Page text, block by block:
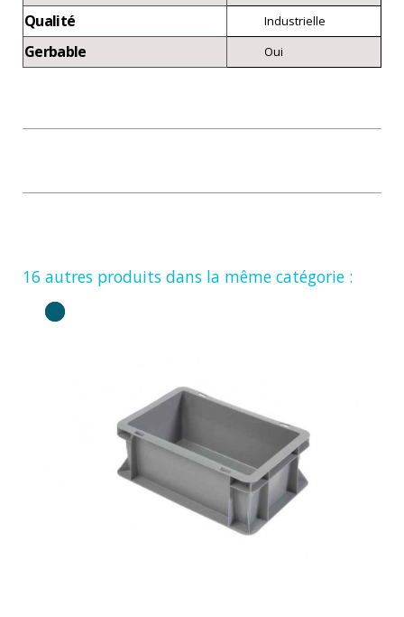
Qualité Industrielle
Gerbable Oui
16 autres produits dans la même catégorie :